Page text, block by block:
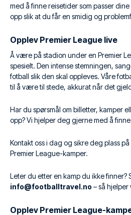
med å finne reisetider som passer
opp slik at du får en smidig og
Opplev Premier League live
Å være på stadion under en Premier
spesielt. Den intense stemningen,
fotball slik den skal oppleves. Våre
til å være til stede, akkurat når det
Har du spørsmål om billetter, kamper
opp? Vi hjelper deg gjerne med å
Kontakt oss i dag og sikre deg plass
Premier League-kamper.
Leter du etter en kamp du ikke finner?
info@footballtravel.no – så
Opplev Premier League-